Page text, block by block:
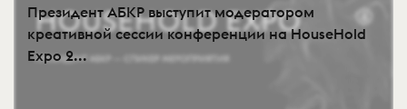
Президент АБКР выступит модератором
креативной сессии конференции на HouseHold
Expo 2...